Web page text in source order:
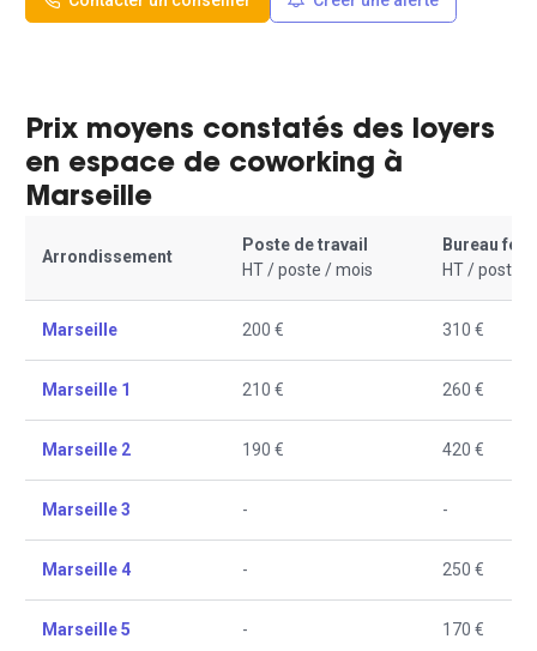
Prix moyens constatés des loyers
en espace de coworking à
Marseille
Arrondissement
Poste de travail
HT / poste / mois
Bureau
HT / poste /
Marseille 200 € 310 €
Marseille 1 210 € 260 €
Marseille 2 190 € 420 €
Marseille 3 - -
Marseille 4 - 250 €
Marseille 5 - 170 €